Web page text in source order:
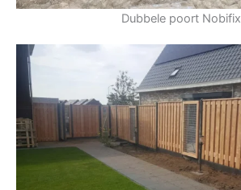
Dubbele poort Nobifix